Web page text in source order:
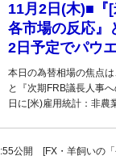
11月2日(木)■『
各市場の反応』
2日予定でパウ
本日の為替相場の焦点
と『次期FRB議長人事
日に[米)雇用統計：非
公開 [FX・羊飼いの「